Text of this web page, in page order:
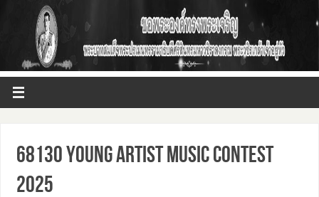
68130 Young​ Artist​ Music​ Contest​
2025​